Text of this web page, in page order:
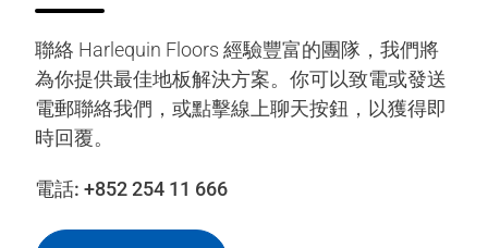
聯絡 Harlequin Floors 經驗豐富的團隊，我們將
為你提供最佳地板解決方案。你可以致電或發送
電郵聯絡我們，或點擊線上聊天按鈕，以獲得即
時回覆。
電話: +852 254 11 666